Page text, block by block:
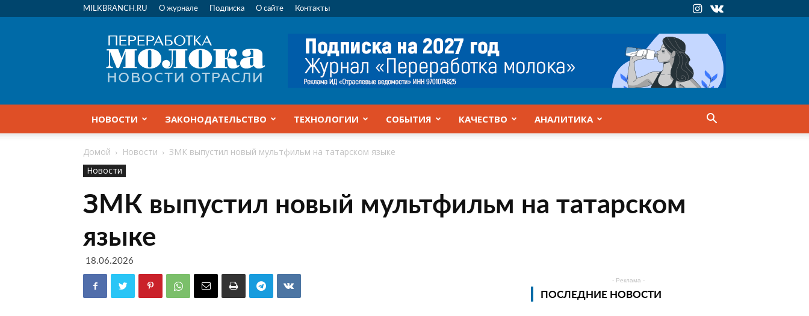
MILKBRANCH.RU О журнале Подписка О сайте Контакты
Переработка
молока
|
Новости
НОВОСТИ ЗАКОНОДАТЕЛЬСТВО ТЕХНОЛОГИИ СОБЫТИЯ КАЧЕСТВО АНАЛИТИКА
Домой Новости
ЗМК выпустил новый мультфильм на татарском языке
Новости
ЗМК выпустил новый мультфильм на татарском
языке
18.06.2026
- Реклама -
ПОСЛЕДНИЕ НОВОСТИ